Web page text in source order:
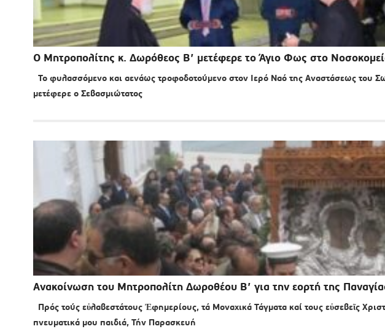
Ο Μητροπολίτης κ. Δωρόθεος Β’ μετέφερε το Άγιο Φως στο
Το φυλασσόμενο και αενάως τροφοδοτούμενο στον Ιερό Ναό της Αναστάσεως του
μετέφερε ο Σεβασμιώτατος
Ανακοίνωση του Μητροπολίτη Δωροθέου Β’ για την εορτή της
Πρός τούς εὐλαβεστάτους Ἐφημερίους, τά Μοναχικά Τάγματα καί τους εὐσεβεῖς
πνευματικά μου παιδιά, Τήν Παρασκευή